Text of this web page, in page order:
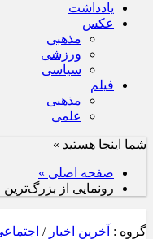
یادداشت
عکس
مذهبی
ورزشی
سیاسی
فیلم
مذهبی
علمی
شما اینجا هستید »
صفحه اصلی »
رونمایی از
گروه : آخرین اخبار /